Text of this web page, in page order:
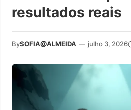
resultados reais
BySOFIA@ALMEIDA — julho 3, 2026